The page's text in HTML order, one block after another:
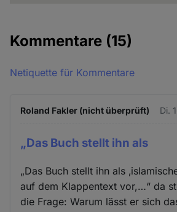
Kommentare (15)
Netiquette für Kommentare
Roland Fakler (nicht überprüft) Di.
„Das Buch stellt ihn als
„Das Buch stellt ihn als
auf dem Klappentext vor,…“ da
die Frage: Warum lässt er sich